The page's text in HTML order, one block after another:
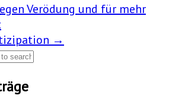
Verödung und für mehr
→